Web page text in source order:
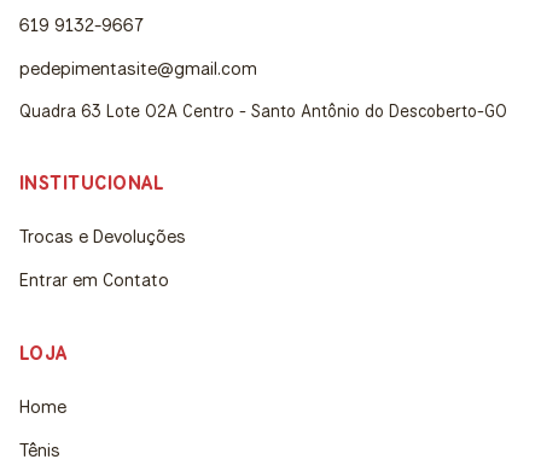
619 9132-9667
pedepimentasite@gmail.com
Quadra 63 Lote 02A Centro - Santo Antônio do Descoberto-GO
INSTITUCIONAL
Trocas e Devoluções
Entrar em Contato
LOJA
Home
Tênis